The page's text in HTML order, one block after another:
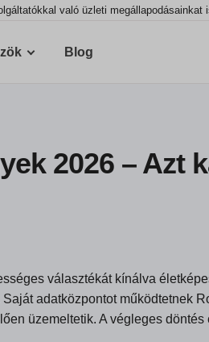
való üzleti
Blog
2026 – Azt
választékát kínálva
adatközpontot működtetnek
üzemeltetik. A végleges döntés